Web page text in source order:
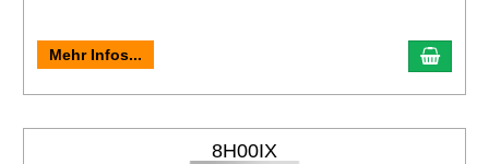
Mehr Infos...
8H00IX